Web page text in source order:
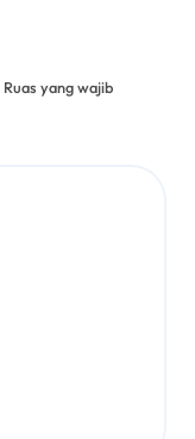
Ruas yang wajib